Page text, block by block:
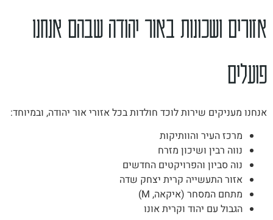
אזורים ושכונות באור יהודה שבהם אנחנו
פועלים
אנחנו מעניקים שירות לוכד חולדות בכל אזורי אור יהודה, ובמיוחד:
מרכז העיר והוותיקות
נווה רבין ושיכון מזרח
נוה סביון והפרויקטים החדשים
אזור התעשייה קרית יצחק שדה
מתחם המסחר (איקאה, M)
הגבול עם יהוד וקרית אונו